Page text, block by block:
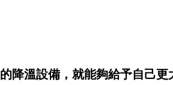
的降溫設備，就能夠給予自己更